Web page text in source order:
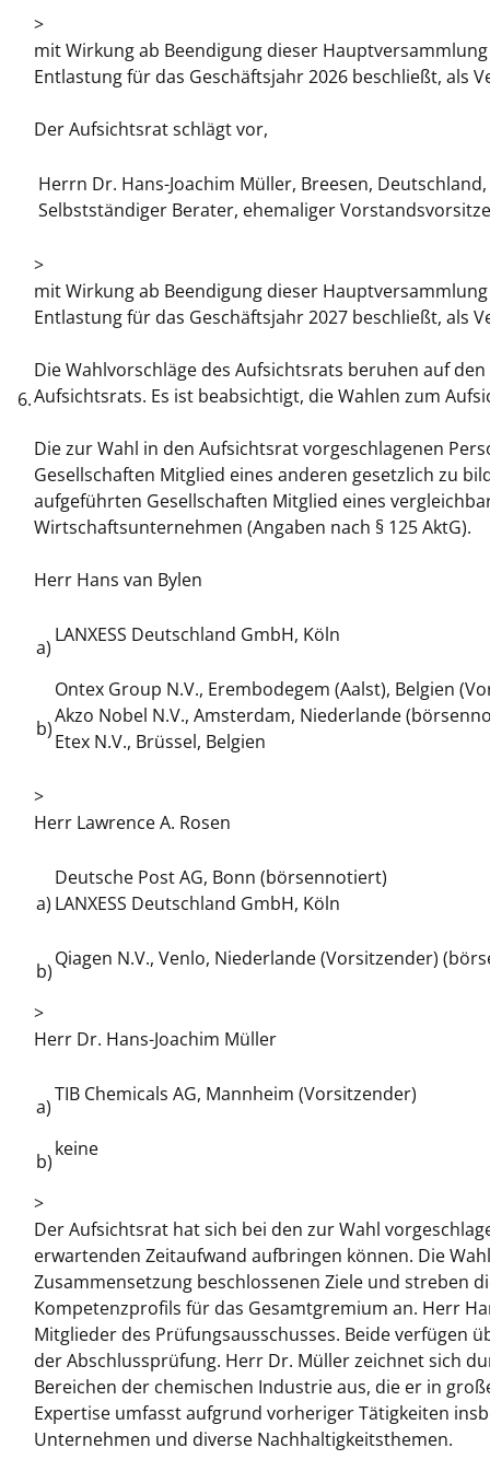
6.
>
mit Wirkung ab Beendigung dieser
Entlastung für das Geschäftsjahr 2026 beschließt, als
Der Aufsichtsrat schlägt vor,
Herrn Dr. Hans-Joachim Müller, Breesen, Deutschland,
Selbstständiger Berater, ehemaliger
>
mit Wirkung ab Beendigung dieser
Entlastung für das Geschäftsjahr 2027 beschließt, als
Die Wahlvorschläge des Aufsichtsrats beruhen auf
Aufsichtsrats. Es ist beabsichtigt, die Wahlen zum
Die zur Wahl in den Aufsichtsrat vorgeschlagenen
Gesellschaften Mitglied eines anderen gesetzlich zu
aufgeführten Gesellschaften Mitglied eines
Wirtschaftsunternehmen (Angaben nach § 125 AktG).
Herr Hans van Bylen
a)
LANXESS Deutschland GmbH, Köln
b)
Ontex Group N.V., Erembodegem (Aalst), Belgien
Akzo Nobel N.V., Amsterdam, Niederlande
Etex N.V., Brüssel, Belgien
>
Herr Lawrence A. Rosen
a)
Deutsche Post AG, Bonn (börsennotiert)
LANXESS Deutschland GmbH, Köln
b)
Qiagen N.V., Venlo, Niederlande (Vorsitzender)
>
Herr Dr. Hans-Joachim Müller
a)
TIB Chemicals AG, Mannheim (Vorsitzender)
b)
keine
>
Der Aufsichtsrat hat sich bei den zur Wahl
erwartenden Zeitaufwand aufbringen können. Die
Zusammensetzung beschlossenen Ziele und streben
Kompetenzprofils für das Gesamtgremium an. Herr
Mitglieder des Prüfungsausschusses. Beide verfügen
der Abschlussprüfung. Herr Dr. Müller zeichnet sich
Bereichen der chemischen Industrie aus, die er in
Expertise umfasst aufgrund vorheriger Tätigkeiten
Unternehmen und diverse Nachhaltigkeitsthemen.